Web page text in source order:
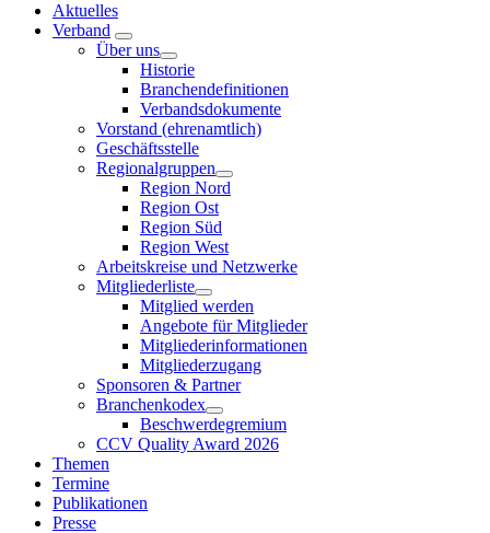
Aktuelles
Verband
Über uns
Historie
Branchendefinitionen
Verbandsdokumente
Vorstand (ehrenamtlich)
Geschäftsstelle
Regionalgruppen
Region Nord
Region Ost
Region Süd
Region West
Arbeitskreise und Netzwerke
Mitgliederliste
Mitglied werden
Angebote für Mitglieder
Mitgliederinformationen
Mitgliederzugang
Sponsoren & Partner
Branchenkodex
Beschwerdegremium
CCV Quality Award 2026
Themen
Termine
Publikationen
Presse